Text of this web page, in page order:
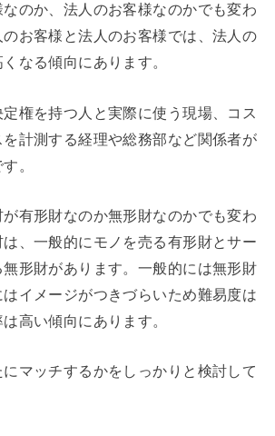
のか、法人のお客様なのかでも変わ
お客様と法人のお客様では、法人の
なる傾向にあります。
権を持つ人と実際に使う現場、コス
を計測する経理や総務部など関係者が
。
有形財なのか無形財なのかでも変わ
、一般的にモノを売る有形財とサー
無形財があります。一般的には無形財
イメージがつきづらいため難易度は
高い傾向にあります。
マッチするかをしっかりと検討して